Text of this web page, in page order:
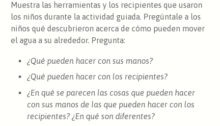
Muestra las herramientas y los recipientes que usaron
los niños durante la actividad guiada. Pregúntale a los
niños qué descubrieron acerca de cómo pueden mover
el agua a su alrededor. Pregunta:
¿Qué pueden hacer con sus manos?
¿Qué pueden hacer con los recipientes?
¿En qué se parecen las cosas que pueden hacer
con sus manos de las que pueden hacer con los
recipientes? ¿En qué son diferentes?